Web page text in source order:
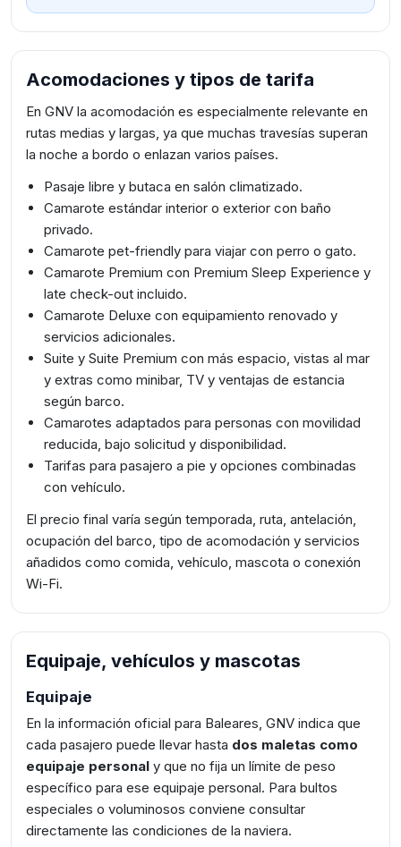
Acomodaciones y tipos de tarifa
En GNV la acomodación es especialmente relevante en
rutas medias y largas, ya que muchas travesías superan
la noche a bordo o enlazan varios países.
Pasaje libre y butaca en salón climatizado.
Camarote estándar interior o exterior con baño
privado.
Camarote pet-friendly para viajar con perro o gato.
Camarote Premium con Premium Sleep Experience y
late check-out incluido.
Camarote Deluxe con equipamiento renovado y
servicios adicionales.
Suite y Suite Premium con más espacio, vistas al mar
y extras como minibar, TV y ventajas de estancia
según barco.
Camarotes adaptados para personas con movilidad
reducida, bajo solicitud y disponibilidad.
Tarifas para pasajero a pie y opciones combinadas
con vehículo.
El precio final varía según temporada, ruta, antelación,
ocupación del barco, tipo de acomodación y servicios
añadidos como comida, vehículo, mascota o conexión
Wi-Fi.
Equipaje, vehículos y mascotas
Equipaje
En la información oficial para Baleares, GNV indica que
cada pasajero puede llevar hasta dos maletas como
equipaje personal y que no fija un límite de peso
específico para ese equipaje personal. Para bultos
especiales o voluminosos conviene consultar
directamente las condiciones de la naviera.